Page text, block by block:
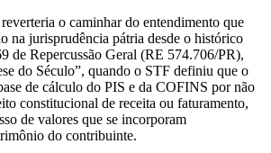
o caminhar do entendimento que
na jurisprudência pátria desde o histórico
de Repercussão Geral (RE 574.706/PR),
do Século”, quando o STF definiu que o
de cálculo do PIS e da COFINS por não
constitucional de receita ou faturamento,
de valores que se incorporam
do contribuinte.